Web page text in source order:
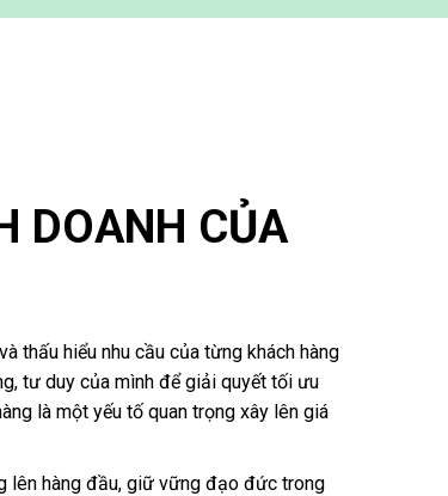
DOANH CỦA
thấu hiểu nhu cầu của từng khách hàng
tư duy của mình để giải quyết tối ưu
là một yếu tố quan trọng xây lên giá
lên hàng đầu, giữ vững đạo đức trong